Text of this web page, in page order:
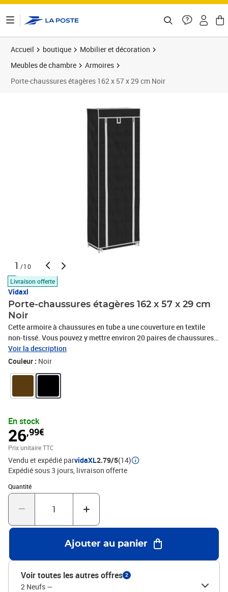
Accueil boutique
Mobilier et décoration
Meubles de chambre
Armoires
Porte-chaussures étagères 162 x 57 x 29 cm Noir
1 /10
Livraison offerte
Vidaxl
Porte-chaussures étagères 162 x 57 x 29 cm
Noir
Cette armoire à chaussures en tube a une couverture en textile
non-tissé. Vous pouvez y mettre environ 20 paires de chaussures
et en plus l’armoire est facile à monter.La couverture en textile
non-tissé de haute qualité avec une fermeture éclair peut protéger
déplacer dans votre maison ou appartement.Dimensions: 162 x 57
non-tisséCouleur: BlackMatériel: Polyéthylène: 100%
Voir la description
Couleur : Noir
En stock
26,99€
Prix unitaire TTC
Vendu et expédié parvidaXL2.79/5(14)
Expédié sous 3 jours livraison offerte
Quantité
Quantité : 1
Ajouter au panier
Voir toutes les autres offres 2
2 Neufs —